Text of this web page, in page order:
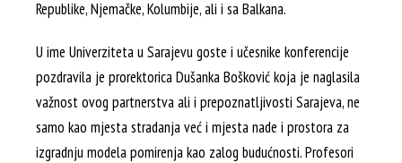
Republike, Njemačke, Kolumbije, ali i sa Balkana.
U ime Univerziteta u Sarajevu goste i učesnike konferencije
pozdravila je prorektorica Dušanka Bošković koja je naglasila
važnost ovog partnerstva ali i prepoznatljivosti Sarajeva, ne
samo kao mjesta stradanja već i mjesta nade i prostora za
izgradnju modela pomirenja kao zalog budućnosti. Profesori